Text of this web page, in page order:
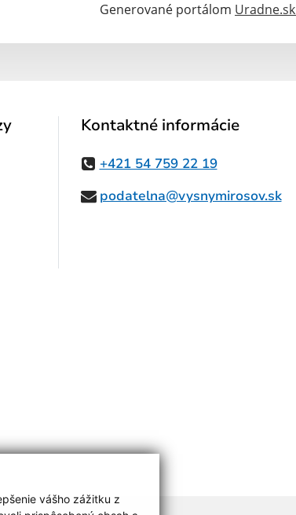
vášho zážitku z
Generované portálom Uradne.sk
Kontaktné informácie
+421 54 759 22 19
podatelna@vysnymirosov.sk